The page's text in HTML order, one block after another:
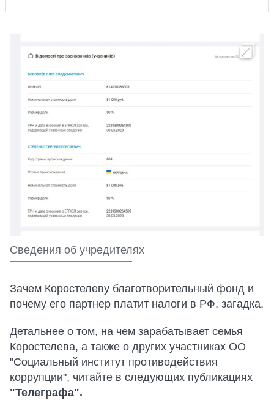
Сведения об учредителях
Зачем Коростелеву благотворительный фонд и
почему его партнер платит налоги в РФ, загадка.
Детальнее о том, на чем зарабатывает семья
Коростелева, а также о других участниках ОО
"Социальный институт противодействия
коррупции", читайте в следующих публикациях
"Телеграфа".